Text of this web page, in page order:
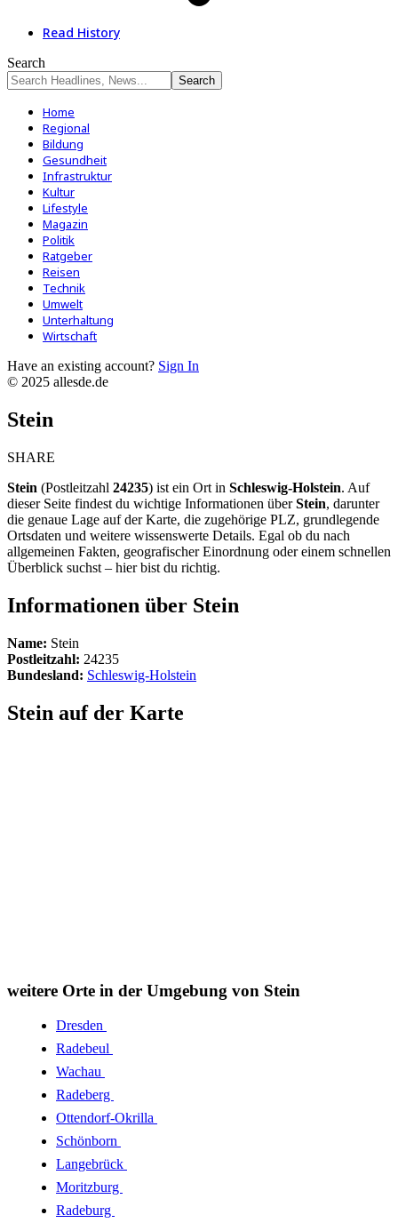
Read History
Search
Home
Regional
Bildung
Gesundheit
Infrastruktur
Kultur
Lifestyle
Magazin
Politik
Ratgeber
Reisen
Technik
Umwelt
Unterhaltung
Wirtschaft
Have an existing account? Sign In
© 2025 allesde.de
Stein
SHARE
Stein (Postleitzahl 24235) ist ein Ort in Schleswig-Holstein. Auf
dieser Seite findest du wichtige Informationen überStein, darunter
die genaue Lage auf der Karte, die zugehörige PLZ, grundlegende
Ortsdaten und weitere wissenswerte Details. Egal ob du nach
allgemeinen Fakten, geografischer Einordnung oder einem schnellen
Überblick suchst – hier bist du richtig.
Informationen über Stein
Name: Stein
Postleitzahl: 24235
Bundesland: Schleswig-Holstein
Stein auf der Karte
weitere Orte in der Umgebung von Stein
Dresden
Radebeul
Wachau
Radeberg
Ottendorf-Okrilla
Schönborn
Langebrück
Moritzburg
Radeburg